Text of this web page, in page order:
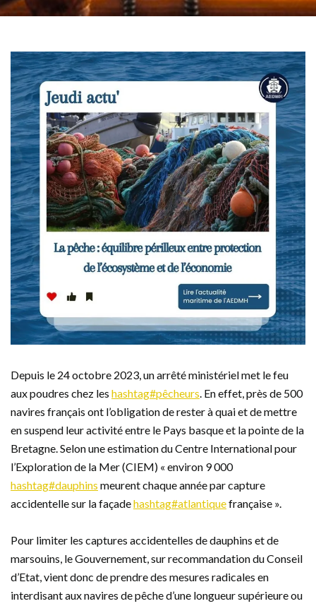
Depuis le 24 octobre 2023, un arrêté ministériel met le feu
aux poudres chez les hashtag#pêcheurs. En effet, près de 500
navires français ont l’obligation de rester à quai et de mettre
en suspend leur activité entre le Pays basque et la pointe de la
Bretagne. Selon une estimation du Centre International pour
l’Exploration de la Mer (CIEM) « environ 9 000
hashtag#dauphins meurent chaque année par capture
accidentelle sur la façadehashtag#atlantiquefrançaise ».
Pour limiter les captures accidentelles de dauphins et de
marsouins, le Gouvernement, sur recommandation du Conseil
d’Etat, vient donc de prendre des mesures radicales en
interdisant aux navires de pêche d’une longueur supérieure ou